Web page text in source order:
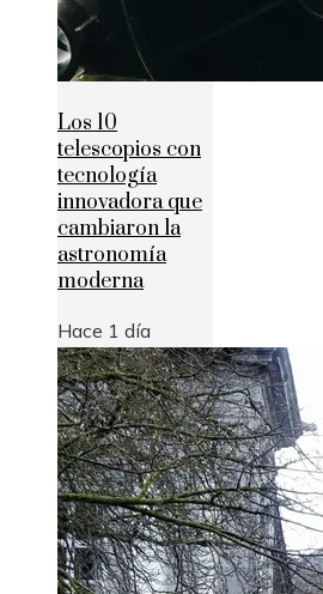
Los 10
telescopios con
tecnología
innovadora que
cambiaron la
astronomía
moderna
Hace 1 día